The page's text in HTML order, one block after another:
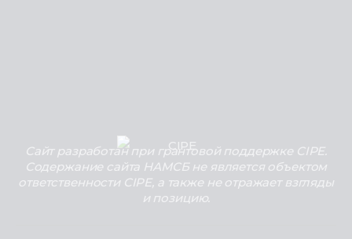
Сайт разработан при грантовой поддержке CIPE.
Содержание сайта НАМСБ не является объектом
ответственности CIPE, а также не отражает взгляды
и позицию.